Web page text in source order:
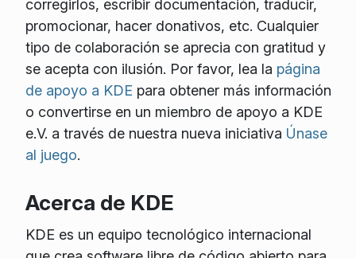
corregirlos, escribir documentación, traducir,
promocionar, hacer donativos, etc. Cualquier
tipo de colaboración se aprecia con gratitud y
se acepta con ilusión. Por favor, lea la página
de apoyo a KDE para obtener más información
o convertirse en un miembro de apoyo a KDE
e.V. a través de nuestra nueva iniciativa Únase
al juego.
Acerca de KDE
KDE es un equipo tecnológico internacional